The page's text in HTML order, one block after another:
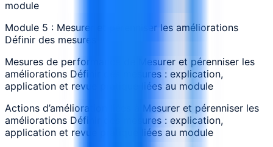
module
Module 5 : Mesurer et pérenniser les améliorations
Définir des mesures
Mesures de performance de Mesurer et pérenniser les
améliorations Définir des mesures : explication,
application et revue pratique liées au module
Actions d’amélioration liées à Mesurer et pérenniser les
améliorations Définir des mesures : explication,
application et revue pratique liées au module